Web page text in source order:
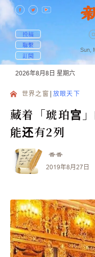
投稿
聯繫
訂閱
Sun,
2026年8月8日 星期六
世界之窗 放眼天下
藏着「琥珀宫
能还有2列
香香
2019年8月27日